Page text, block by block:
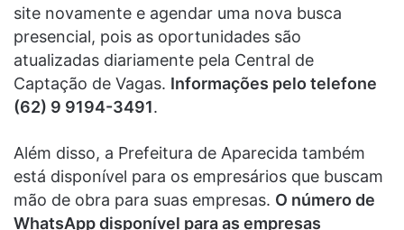
site novamente e agendar uma nova busca
presencial, pois as oportunidades são
atualizadas diariamente pela Central de
Captação de Vagas. Informações pelo telefone
(62) 9 9194-3491.
Além disso, a Prefeitura de Aparecida também
está disponível para os empresários que buscam
mão de obra para suas empresas. O número de
WhatsApp disponível para as empresas